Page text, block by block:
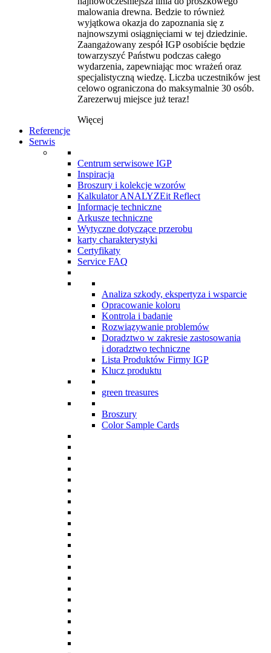
malowania drewna. Bedzie to również
wyjątkowa okazja do zapoznania się z
najnowszymi osiągnięciami w tej dziedzinie.
Zaangażowany zespół IGP osobiście będzie
towarzyszyć Państwu podczas całego
wydarzenia, zapewniając moc wrażeń oraz
specjalistyczną wiedzę. Liczba uczestników jest
celowo ograniczona do maksymalnie 30 osób.
Zarezerwuj miejsce już teraz!
Więcej
Referencje
Serwis
Centrum serwisowe IGP
Inspiracja
Broszury i kolekcje wzorów
Kalkulator ANALYZEit Reflect
Informacje techniczne
Arkusze techniczne
Wytyczne dotyczące przerobu
karty charakterystyki
Certyfikaty
Service FAQ
Analiza szkody, ekspertyza i wsparcie
Opracowanie koloru
Kontrola i badanie
Rozwiązywanie problemów
Doradztwo w zakresie zastosowania
i doradztwo techniczne
Lista Produktów Firmy IGP
Klucz produktu
green treasures
Broszury
Color Sample Cards